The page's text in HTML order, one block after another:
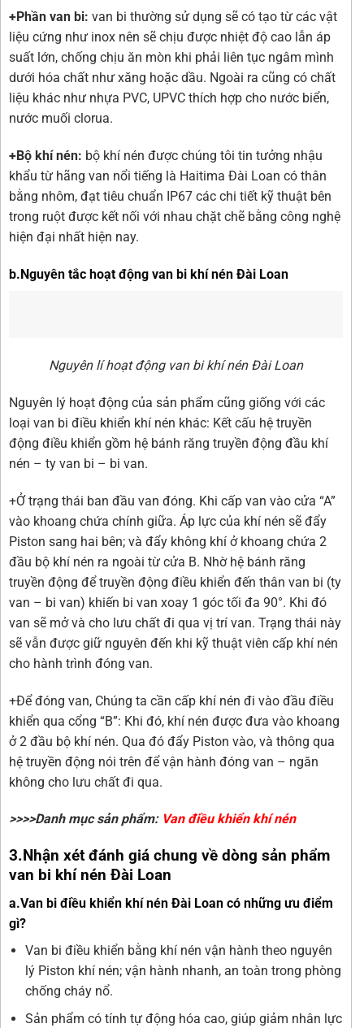
+Phần van bi: van bi thường sử dụng sẽ có tạo từ các vật
liệu cứng như inox nên sẽ chịu được nhiệt độ cao lẫn áp
suất lớn, chống chịu ăn mòn khi phải liên tục ngâm mình
dưới hóa chất như xăng hoặc dầu. Ngoài ra cũng có chất
liệu khác như nhựa PVC, UPVC thích hợp cho nước biển,
nước muối clorua.
+Bộ khí nén: bộ khí nén được chúng tôi tin tưởng nhậu
khẩu từ hãng van nổi tiếng là Haitima Đài Loan có thân
bằng nhôm, đạt tiêu chuẩn IP67 các chi tiết kỹ thuật bên
trong ruột được kết nối với nhau chặt chẽ bằng công nghệ
hiện đại nhất hiện nay.
b.Nguyên tắc hoạt động van bi khí nén Đài Loan
Nguyên lí hoạt động van bi khí nén Đài Loan
Nguyên lý hoạt động của sản phẩm cũng giống với các
loại van bi điều khiển khí nén khác: Kết cấu hệ truyền
động điều khiển gồm hệ bánh răng truyền động đầu khí
nén – ty van bi – bi van.
+Ở trạng thái ban đầu van đóng. Khi cấp van vào cửa “A”
vào khoang chứa chính giữa. Áp lực của khí nén sẽ đẩy
Piston sang hai bên; và đẩy không khí ở khoang chứa 2
đầu bộ khí nén ra ngoài từ cửa B. Nhờ hệ bánh răng
truyền động để truyền động điều khiển đến thân van bi (ty
van – bi van) khiến bi van xoay 1 góc tối đa 90°. Khi đó
van sẽ mở và cho lưu chất đi qua vị trí van. Trạng thái này
sẽ vẫn được giữ nguyên đến khi kỹ thuật viên cấp khí nén
cho hành trình đóng van.
+Để đóng van, Chúng ta cần cấp khí nén đi vào đầu điều
khiển qua cổng “B”: Khi đó, khí nén được đưa vào khoang
ở 2 đầu bộ khí nén. Qua đó đẩy Piston vào, và thông qua
hệ truyền động nói trên để vận hành đóng van – ngăn
không cho lưu chất đi qua.
>>>>Danh mục sản phẩm: Van điều khiển khí nén
3.Nhận xét đánh giá chung về dòng sản phẩm
van bi khí nén Đài Loan
a.Van bi điều khiển khí nén Đài Loan có những ưu điểm
gì?
Van bi điều khiển bằng khí nén vận hành theo nguyên
lý Piston khí nén; vận hành nhanh, an toàn trong phòng
chống cháy nổ.
Sản phẩm có tính tự động hóa cao, giúp giảm nhân lực